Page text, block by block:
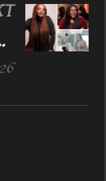
personne n’a révélé